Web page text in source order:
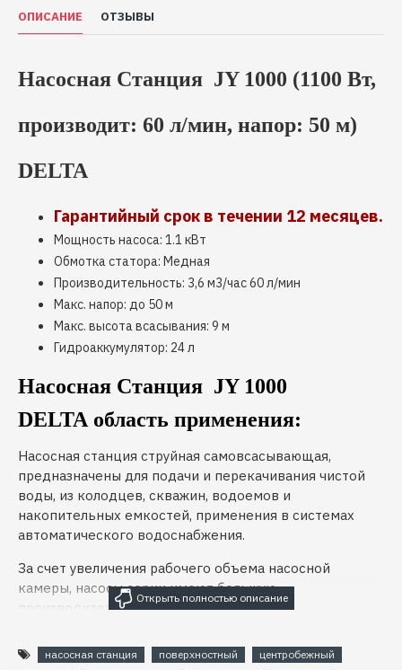
ОПИСАНИЕ ОТЗЫВЫ
Насосная Станция JY 1000 (1100 Вт,
производит: 60 л/мин, напор: 50 м)
DELTA
Гарантийный срок в течении 12 месяцев.
Мощность насоса: 1.1 кВт
Обмотка статора: Медная
Производительность: 3,6 м3/час 60 л/мин
Макс. напор: до 50 м
Макс. высота всасывания: 9 м
Гидроаккумулятор: 24 л
Насосная Станция JY 1000
DELTA область применения:
Насосная станция струйная самовсасывающая,
предназначены для подачи и перекачивания чистой
воды, из колодцев, скважин, водоемов и
накопительных емкостей, применения в системах
автоматического водоснабжения.
За счет увеличения рабочего объема насосной
камеры, насосы серии имеют большую
производительность.
приусадебных участков, садов, наполнения бассейнов.
насосная станция поверхностный
центробежный